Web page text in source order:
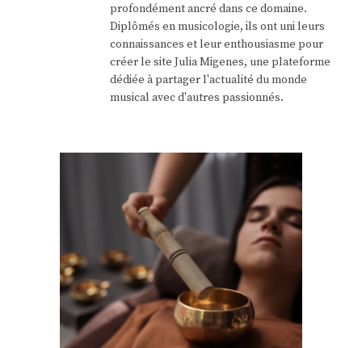
profondément ancré dans ce domaine.
Diplômés en musicologie, ils ont uni leurs
connaissances et leur enthousiasme pour
créer le site Julia Migenes, une plateforme
dédiée à partager l'actualité du monde
musical avec d'autres passionnés.